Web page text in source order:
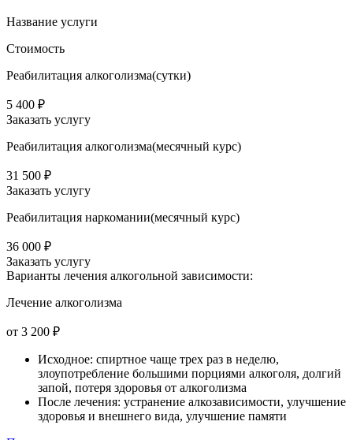
Название услуги
Стоимость
Реабилитация алкоголизма(cутки)
5 400 ₽
Заказать услугу
Реабилитация алкоголизма(месячный курс)
31 500 ₽
Заказать услугу
Реабилитация наркомании(месячный курс)
36 000 ₽
Заказать услугу
Варианты лечения алкогольной зависимости:
Лечение алкоголизма
от 3 200 ₽
Исходное: спиртное чаще трех раз в неделю,
злоупотребление большими порциями алкоголя, долгий
запой, потеря здоровья от алкоголизма
После лечения: устранение алкозависимости, улучшение
здоровья и внешнего вида, улучшение памяти